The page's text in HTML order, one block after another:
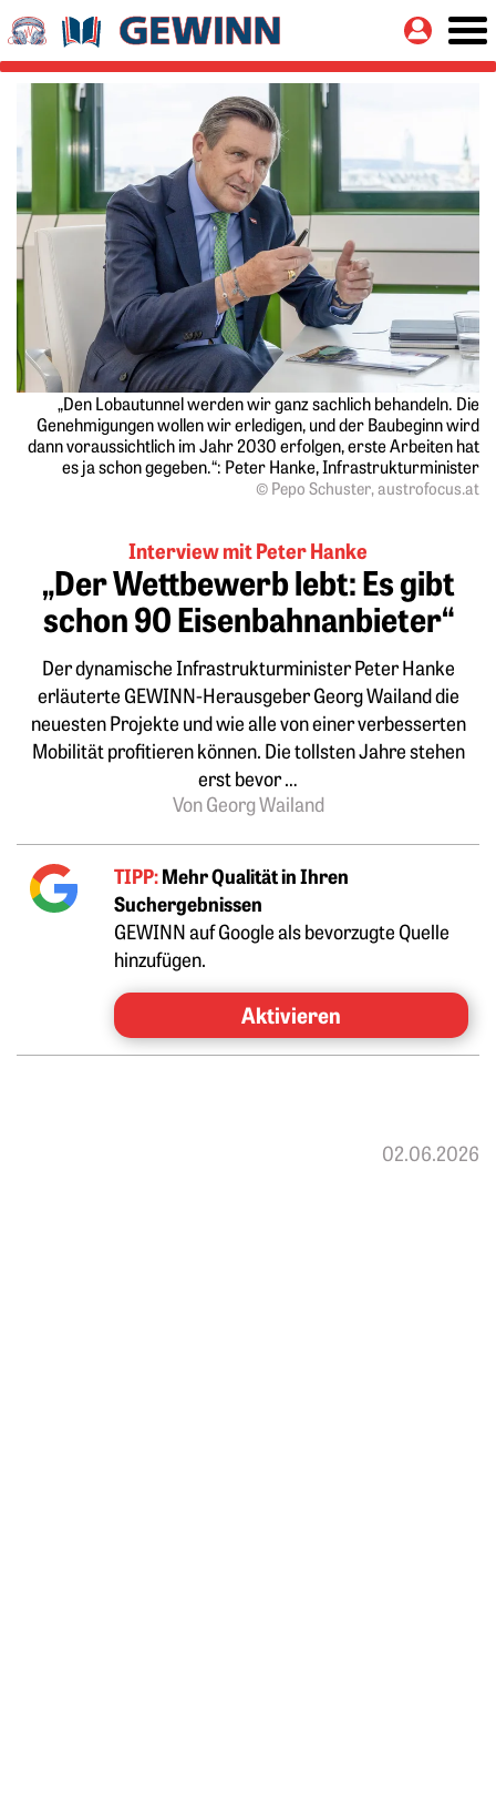
Springe zu:
Hauptinhalt
„Den Lobautunnel werden wir ganz sachlich behandeln. Die
Genehmigungen wollen wir erledigen, und der Baubeginn wird
dann voraussichtlich im Jahr 2030 erfolgen, erste Arbeiten hat
es ja schon gegeben.“: Peter Hanke, Infrastrukturminister
© Pepo Schuster, austrofocus.at
Interview mit Peter Hanke
„Der Wettbewerb lebt: Es gibt
schon 90 Eisenbahnanbieter“
Der dynamische Infrastrukturminister Peter Hanke
erläuterte GEWINN-Herausgeber Georg Wailand die
neuesten Projekte und wie alle von einer verbesserten
Mobilität profitieren können. Die tollsten Jahre stehen
erst bevor …
Von Georg Wailand
TIPP:Mehr Qualität in Ihren
Suchergebnissen
GEWINN auf Google als bevorzugte Quelle
hinzufügen.
Aktivieren
02.06.2026